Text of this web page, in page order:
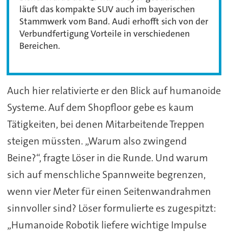
läuft das kompakte SUV auch im bayerischen
Stammwerk vom Band. Audi erhofft sich von der
Verbundfertigung Vorteile in verschiedenen
Bereichen.
Auch hier relativierte er den Blick auf humanoide
Systeme. Auf dem Shopfloor gebe es kaum
Tätigkeiten, bei denen Mitarbeitende Treppen
steigen müssten. „Warum also zwingend
Beine?“, fragte Löser in die Runde. Und warum
sich auf menschliche Spannweite begrenzen,
wenn vier Meter für einen Seitenwandrahmen
sinnvoller sind? Löser formulierte es zugespitzt:
„Humanoide Robotik liefere wichtige Impulse